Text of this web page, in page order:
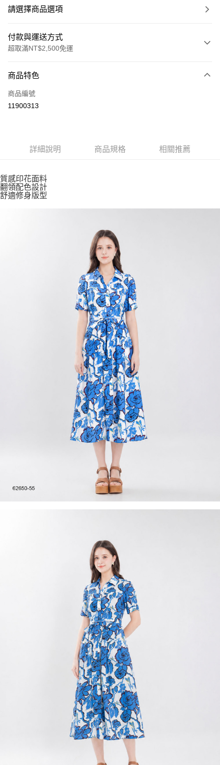
請選擇商品選項
付款與運送方式
超取滿NT$2,500免運
信用卡一次付款
LINE Pay
付款後7-11取貨
每筆NT$80，滿NT$2,500(含以上)免運費
商品特色
商品編號
11900313
詳細說明 商品規格 相關推薦
質感印花面料
翻領配色設計
舒適修身版型